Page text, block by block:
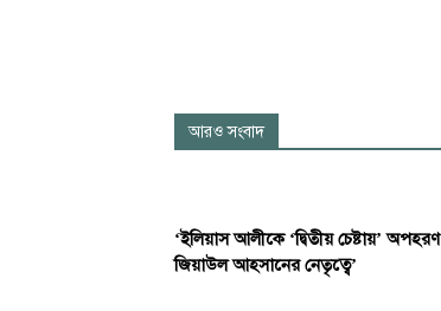
আরও সংবাদ
‘ইলিয়াস আলীকে ‘দ্বিতীয় চেষ্টায়’ অপহরণ
জিয়াউল আহসানের নেতৃত্বে’